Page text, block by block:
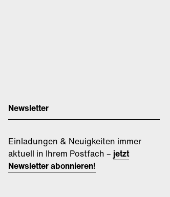
Newsletter
Einladungen & Neuigkeiten immer
aktuell in Ihrem Postfach – jetzt
Newsletter abonnieren!